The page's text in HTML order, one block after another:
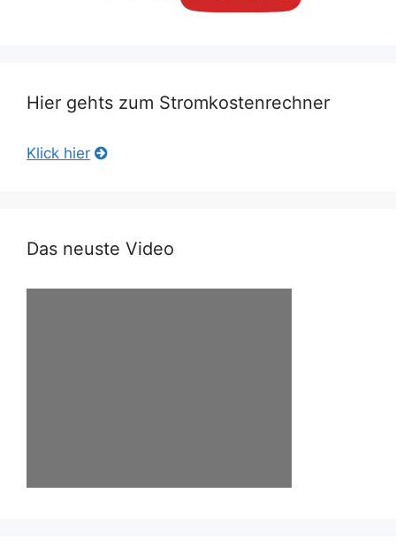
Hier gehts zum Stromkostenrechner
Klick hier
Das neuste Video